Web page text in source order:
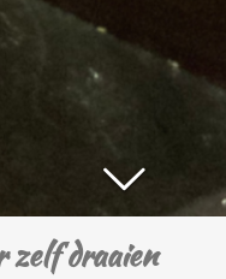
zelf draaien